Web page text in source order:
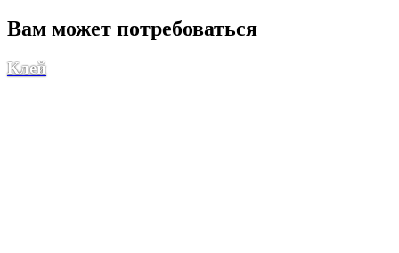
Вам может потребоваться
Клей